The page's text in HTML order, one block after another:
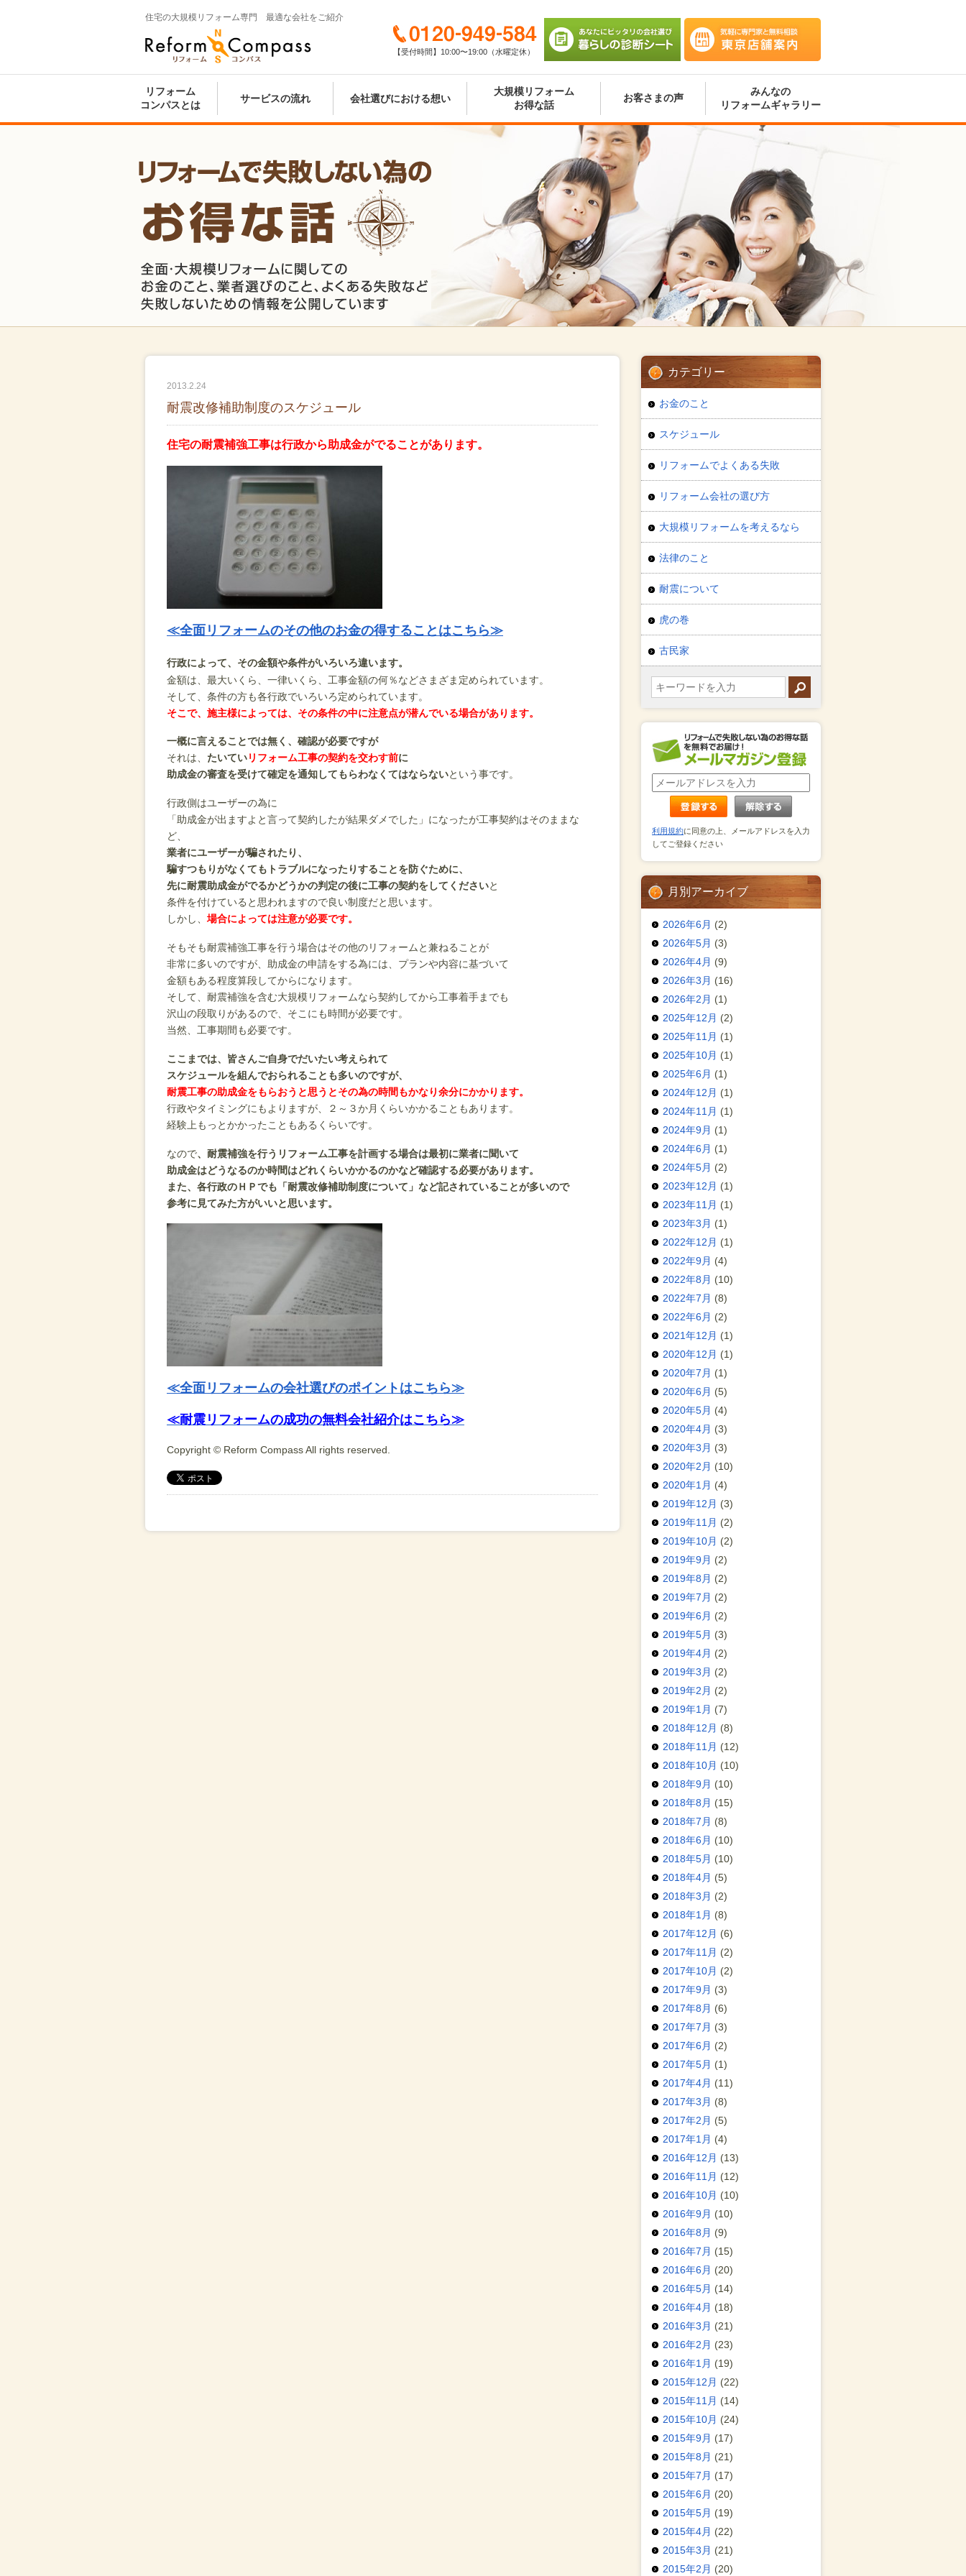
住宅の大規模リフォーム専門 最適な会社をご紹介
ス
店舗案内
び 暮らしの診断シート
0120-949-584
【受付時間】10:00〜19:00（水曜定休）
リフォーム
コンパスとは
サービスの流れ 会社選びにおける想い
大規模リフォーム
お得な話
お客さまの声
みんなの
リフォームギャラリー
2013.2.24
耐震改修補助制度のスケジュール
住宅の耐震補強工事は行政から助成金がでることがあります。
≪全面リフォームのその他のお金の得することはこちら≫
行政によって、その金額や条件がいろいろ違います。
金額は、最大いくら、一律いくら、工事金額の何％などさまざま定められています。
そして、条件の方も各行政でいろいろ定められています。
そこで、施主様によっては、その条件の中に注意点が潜んでいる場合があります。
一概に言えることでは無く、確認が必要ですが
それは、 たいていリフォーム工事の契約を交わす前に
助成金の審査を受けて確定を通知してもらわなくてはならないという事です。
行政側はユーザーの為に
「助成金が出ますよと言って契約したが結果ダメでした」になったが工事契約はそのままな
ど、
業者にユーザーが騙されたり、
騙すつもりがなくてもトラブルになったりすることを防ぐために、
先に耐震助成金がでるかどうかの判定の後に工事の契約をしてくださいと
条件を付けていると思われますので良い制度だと思います。
しかし、 場合によっては注意が必要です。
そもそも耐震補強工事を行う場合はその他のリフォームと兼ねることが
非常に多いのですが、助成金の申請をする為には、プランや内容に基づいて
金額もある程度算段してからになります。
そして、耐震補強を含む大規模リフォームなら契約してから工事着手までも
沢山の段取りがあるので、そこにも時間が必要です。
当然、工事期間も必要です。
ここまでは、皆さんご自身でだいたい考えられて
スケジュールを組んでおられることも多いのですが、
耐震工事の助成金をもらおうと思うとその為の時間もかなり余分にかかります。
行政やタイミングにもよりますが、２～３か月くらいかかることもあります。
経験上もっとかかったこともあるくらいです。
なので、耐震補強を行うリフォーム工事を計画する場合は最初に業者に聞いて
助成金はどうなるのか時間はどれくらいかかるのかなど確認する必要があります。
また、各行政のＨＰでも「耐震改修補助制度について」など記されていることが多いので
参考に見てみた方がいいと思います。
≪全面リフォームの会社選びのポイントはこちら≫
≪耐震リフォームの成功の無料会社紹介はこちら≫
Copyright © Reform Compass All rights reserved.
カテゴリー
お金のこと
スケジュール
リフォームでよくある失敗
リフォーム会社の選び方
大規模リフォームを考えるなら
法律のこと
耐震について
虎の巻
古民家
利用規約に同意の上、メールアドレスを入力
してご登録ください
月別アーカイブ
2026年6月 (2)
2026年5月 (3)
2026年4月 (9)
2026年3月 (16)
2026年2月 (1)
2025年12月 (2)
2025年11月 (1)
2025年10月 (1)
2025年6月 (1)
2024年12月 (1)
2024年11月 (1)
2024年9月 (1)
2024年6月 (1)
2024年5月 (2)
2023年12月 (1)
2023年11月 (1)
2023年3月 (1)
2022年12月 (1)
2022年9月 (4)
2022年8月 (10)
2022年7月 (8)
2022年6月 (2)
2021年12月 (1)
2020年12月 (1)
2020年7月 (1)
2020年6月 (5)
2020年5月 (4)
2020年4月 (3)
2020年3月 (3)
2020年2月 (10)
2020年1月 (4)
2019年12月 (3)
2019年11月 (2)
2019年10月 (2)
2019年9月 (2)
2019年8月 (2)
2019年7月 (2)
2019年6月 (2)
2019年5月 (3)
2019年4月 (2)
2019年3月 (2)
2019年2月 (2)
2019年1月 (7)
2018年12月 (8)
2018年11月 (12)
2018年10月 (10)
2018年9月 (10)
2018年8月 (15)
2018年7月 (8)
2018年6月 (10)
2018年5月 (10)
2018年4月 (5)
2018年3月 (2)
2018年1月 (8)
2017年12月 (6)
2017年11月 (2)
2017年10月 (2)
2017年9月 (3)
2017年8月 (6)
2017年7月 (3)
2017年6月 (2)
2017年5月 (1)
2017年4月 (11)
2017年3月 (8)
2017年2月 (5)
2017年1月 (4)
2016年12月 (13)
2016年11月 (12)
2016年10月 (10)
2016年9月 (10)
2016年8月 (9)
2016年7月 (15)
2016年6月 (20)
2016年5月 (14)
2016年4月 (18)
2016年3月 (21)
2016年2月 (23)
2016年1月 (19)
2015年12月 (22)
2015年11月 (14)
2015年10月 (24)
2015年9月 (17)
2015年8月 (21)
2015年7月 (17)
2015年6月 (20)
2015年5月 (19)
2015年4月 (22)
2015年3月 (21)
2015年2月 (20)